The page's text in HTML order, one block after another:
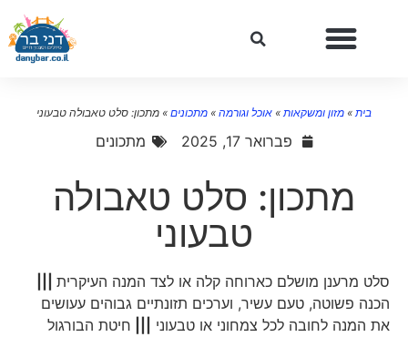
»מזון ומשקאות»אוכל וגורמה»מתכונים»מתכון: סלט טאבולה טבעוני
פברואר 17, 2025 מתכונים
מתכון: סלט טאבולה
טבעוני
סלט מרענן מושלם כארוחה קלה או לצד המנה העיקרית|||
הכנה פשוטה, טעם עשיר, וערכים תזונתיים גבוהים עעושים
את המנה לחובה לכל צמחוני או טבעוני|||
חיטת הבורגול